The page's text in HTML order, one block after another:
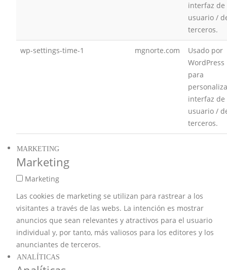
interfaz de
usuario /
terceros.
wp-settings-time-1 mgnorte.com
Usado por
WordPress
para
interfaz de
usuario /
terceros.
MARKETING
Marketing
Marketing
Las cookies de marketing se utilizan para rastrear a los
visitantes a través de las webs. La intención es mostrar
anuncios que sean relevantes y atractivos para el usuario
individual y, por tanto, más valiosos para los editores y los
anunciantes de terceros.
ANALÍTICAS